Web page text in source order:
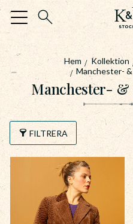
Meny
Hem Kollektion
Manchester-
Manchester- &
FILTRERA